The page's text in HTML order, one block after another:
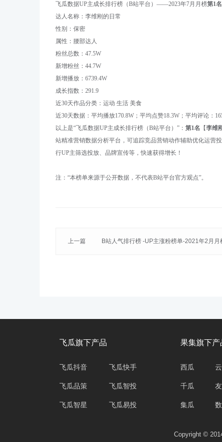
飞瓜数据UP主成长排行榜（B站平台） ——2023年7月月榜第1名
达人名称： 李维刚的日常
性别： 保密
属性： 腰部达人
粉丝总数： 47.5W
新增粉丝： 44.7W
新增播放： 6739.4W
成长指数： 291.9
近30天作品分类：运动 生活 美食
近30天数据：平均播放170.8W；平均点赞18.3W；平均评论：
以上是“飞瓜数据UP主成长排行榜（B站平台） ”： 第1名 【李维
站精准营销数据分析平台，可追踪竞品营销动作辅助优化运营
行UP主筛选投放、品牌宣传等 ，快速获得增长！
注： “本榜单来源于公开数据，不代表B站平台官方观点”。
上一篇
B站人气排行榜 -UP主涨粉榜单-2021年2月月
飞瓜旗下产品
飞瓜抖音
飞瓜品策
飞瓜智星
飞瓜快手
飞瓜智投
飞瓜易投
果集旗下产
西瓜
千瓜
集瓜
Copyright ©